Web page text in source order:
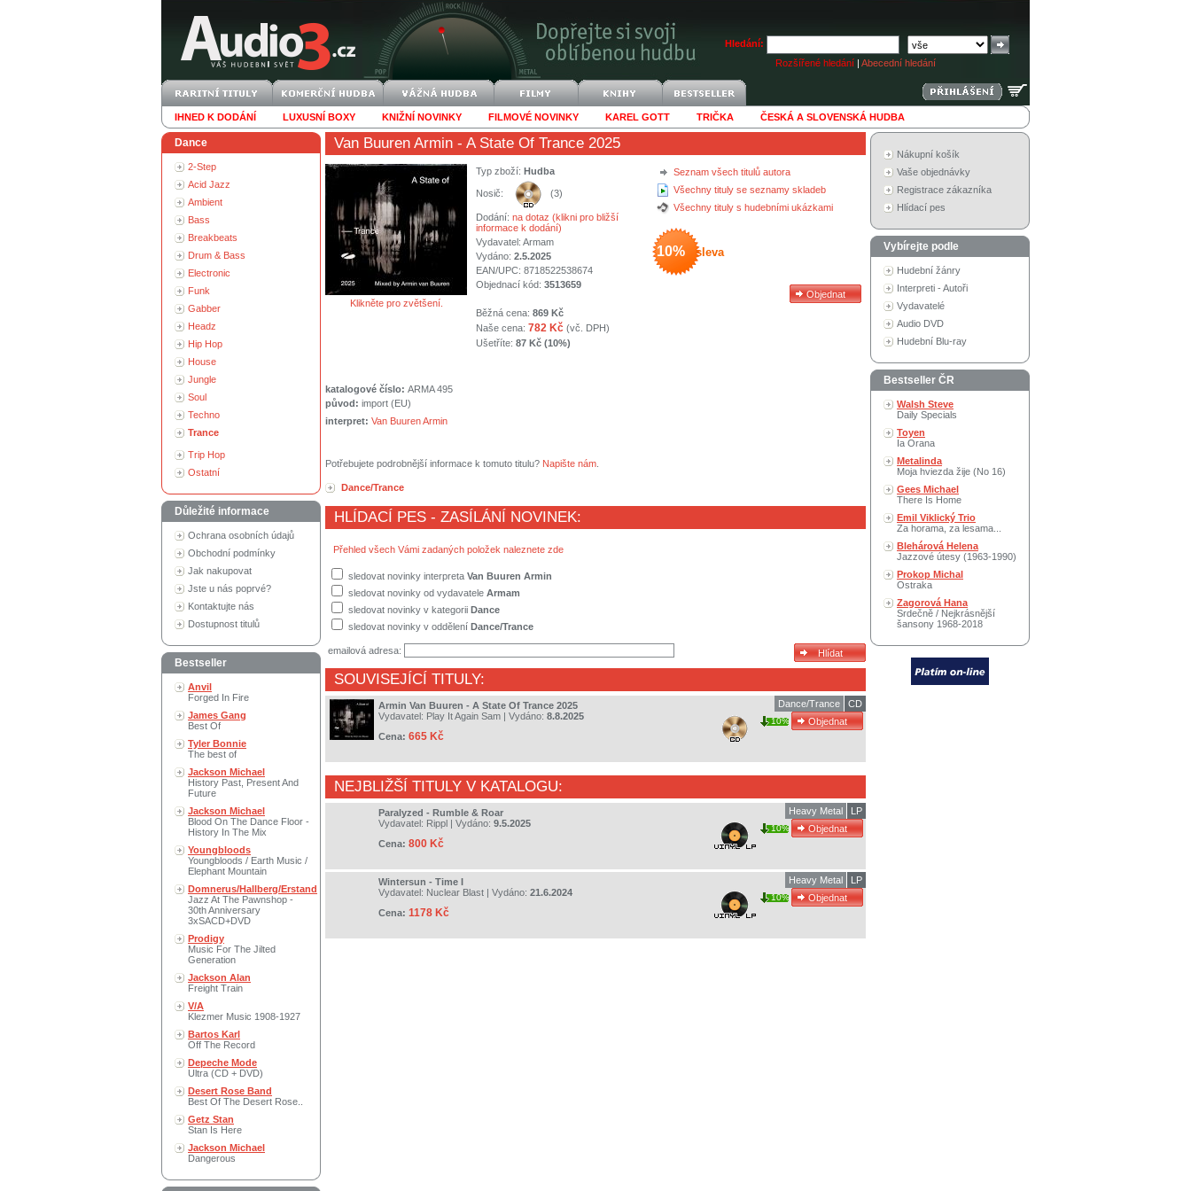
Hledání:
Rozšířené hledání | Abecední hledání
IHNED K DODÁNÍ LUXUSNÍ BOXY KNIŽNÍ NOVINKY FILMOVÉ NOVINKY KAREL GOTT TRIČKA ČESKÁ A SLOVENSKÁ HUDBA
Dance
2-Step
Acid Jazz
Ambient
Bass
Breakbeats
Drum & Bass
Electronic
Funk
Gabber
Headz
Hip Hop
House
Jungle
Soul
Techno
Trance
Trip Hop
Ostatní
Důležité informace
Ochrana osobních údajů
Obchodní podmínky
Jak nakupovat
Jste u nás poprvé?
Kontaktujte nás
Dostupnost titulů
Bestseller
Anvil
Forged In Fire
James Gang
Best Of
Tyler Bonnie
The best of
Jackson Michael
History Past, Present And
Future
Jackson Michael
Blood On The Dance Floor -
History In The Mix
Youngbloods
Youngbloods / Earth Music /
Elephant Mountain
Domnerus/Hallberg/Erstand
Jazz At The Pawnshop -
30th Anniversary
3xSACD+DVD
Prodigy
Music For The Jilted
Generation
Jackson Alan
Freight Train
V/A
Klezmer Music 1908-1927
Bartos Karl
Off The Record
Depeche Mode
Ultra (CD + DVD)
Desert Rose Band
Best Of The Desert Rose..
Getz Stan
Stan Is Here
Jackson Michael
Dangerous
Van Buuren Armin - A State Of Trance 2025
Klikněte pro zvětšení.
Seznam všech titulů autora
Všechny tituly se seznamy skladeb
Všechny tituly s hudebními ukázkami
10% sleva
Typ zboží: Hudba
Nosič: (3)
Dodání: na dotaz (klikni pro bližší
informace k dodání)
Vydavatel: Armam
Vydáno: 2.5.2025
EAN/UPC: 8718522538674
Objednací kód: 3513659
Běžná cena: 869 Kč
Naše cena: 782 Kč (vč. DPH)
Ušetříte: 87 Kč (10%)
katalogové číslo: ARMA 495
původ: import (EU)
interpret: Van Buuren Armin
Potřebujete podrobnější informace k tomuto titulu? Napište nám
Dance/Trance
HLÍDACÍ PES - ZASÍLÁNÍ NOVINEK:
Přehled všech Vámi zadaných položek naleznete zde
sledovat novinky interpreta Van Buuren Armin
sledovat novinky od vydavatele Armam
sledovat novinky v kategorii Dance
sledovat novinky v oddělení Dance/Trance
emailová adresa:
SOUVISEJÍCÍ TITULY:
Armin Van Buuren - A State Of Trance 2025
Vydavatel: Play It Again Sam | Vydáno: 8.8.2025
Cena: 665 Kč
CD
Dance/Trance
10%
NEJBLIŽŠÍ TITULY V KATALOGU:
Paralyzed - Rumble & Roar
Vydavatel: Rippl | Vydáno: 9.5.2025
Cena: 800 Kč
LP
Heavy Metal
10%
Wintersun - Time I
Vydavatel: Nuclear Blast | Vydáno: 21.6.2024
Cena: 1178 Kč
LP
Heavy Metal
10%
Nákupní košík
Vaše objednávky
Registrace zákazníka
Hlídací pes
Vybírejte podle
Hudební žánry
Interpreti - Autoři
Vydavatelé
Audio DVD
Hudební Blu-ray
Bestseller ČR
Walsh Steve
Daily Specials
Toyen
Ia Orana
Metalinda
Moja hviezda žije (No 16)
Gees Michael
There Is Home
Emil Viklický Trio
Za horama, za lesama...
Blehárová Helena
Jazzové útesy (1963-1990)
Prokop Michal
Ostraka
Zagorová Hana
Srdečně / Nejkrásnější
šansony 1968-2018